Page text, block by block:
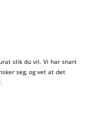
slik du vil. Vi har snart
seg, og vet at det